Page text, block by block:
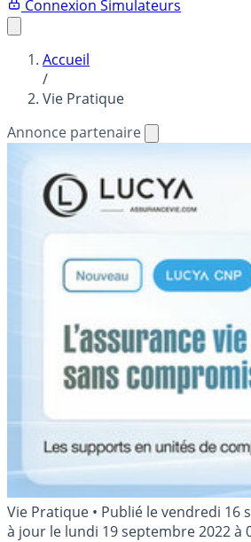
Connexion Simulateurs
Accueil
/
Vie Pratique
Annonce partenaire
Vie Pratique • Publié levendredi 16
à jour le lundi 19 septembre 2022 à